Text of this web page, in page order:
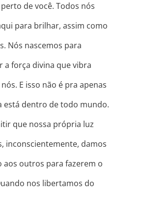
de você. Todos nós
para brilhar, assim como
Nós nascemos para
a força divina que vibra
E isso não é pra apenas
está dentro de todo mundo.
que nossa própria luz
inconscientemente, damos
aos outros para fazerem o
nos libertamos do